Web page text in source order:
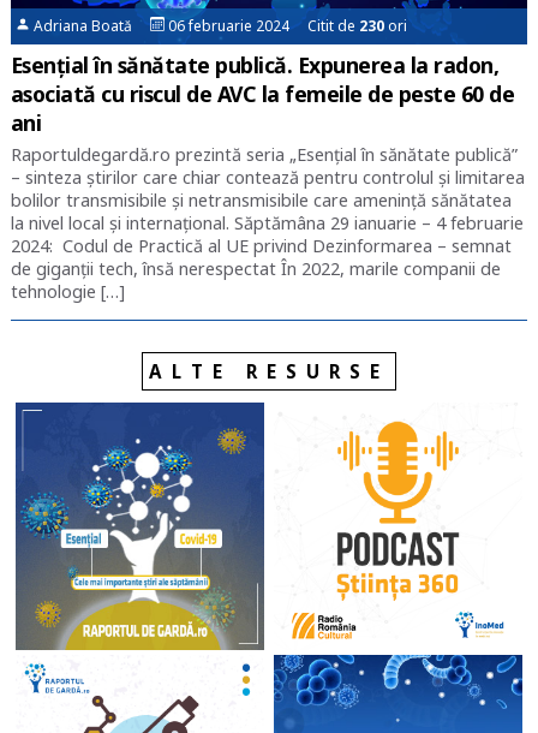
Adriana Boată 06 februarie 2024 Citit de 230ori
Esențial în sănătate publică. Expunerea la radon,
asociată cu riscul de AVC la femeile de peste 60 de
ani
Raportuldegardă.ro prezintă seria „Esențial în sănătate publică”
– sinteza știrilor care chiar contează pentru controlul și limitarea
bolilor transmisibile și netransmisibile care amenință sănătatea
la nivel local și internațional. Săptămâna 29 ianuarie – 4 februarie
2024: Codul de Practică al UE privind Dezinformarea – semnat
de giganții tech, însă nerespectat În 2022, marile companii de
tehnologie […]
ALTE RESURSE